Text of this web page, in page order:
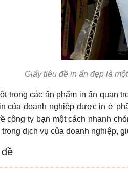
Giấy tiêu đề in ấn đẹp là
trong các ấn phẩm in ấn quan
của doanh nghiệp được in ở
công ty bạn một cách nhanh
dịch vụ của doanh nghiệp,